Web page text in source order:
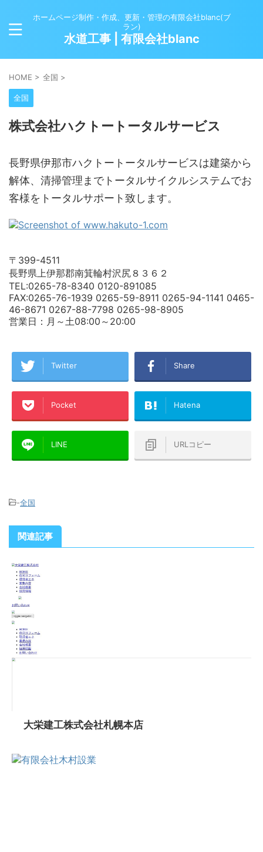
ホームページ制作・作成、更新・管理の有限会社blanc(ブ
ラン)
水道工事 | 有限会社blanc
HOME > 全国 >
全国
株式会社ハクトートータルサービス
長野県伊那市ハクトートータルサービスは建築から
解体、清掃管理までトータルサイクルシステムでお
客様をトータルサポート致します。
〒399-4511
長野県上伊那郡南箕輪村沢尻８３６２
TEL:0265-78-8340 0120-891085
FAX:0265-76-1939 0265-59-8911 0265-94-1141 0465-
46-8671 0267-88-7798 0265-98-8905
営業日：月～土08:00～20:00
Twitter Share
Pocket Hatena
LINE URLコピー
-全国
関連記事
大栄建工株式会社札幌本店